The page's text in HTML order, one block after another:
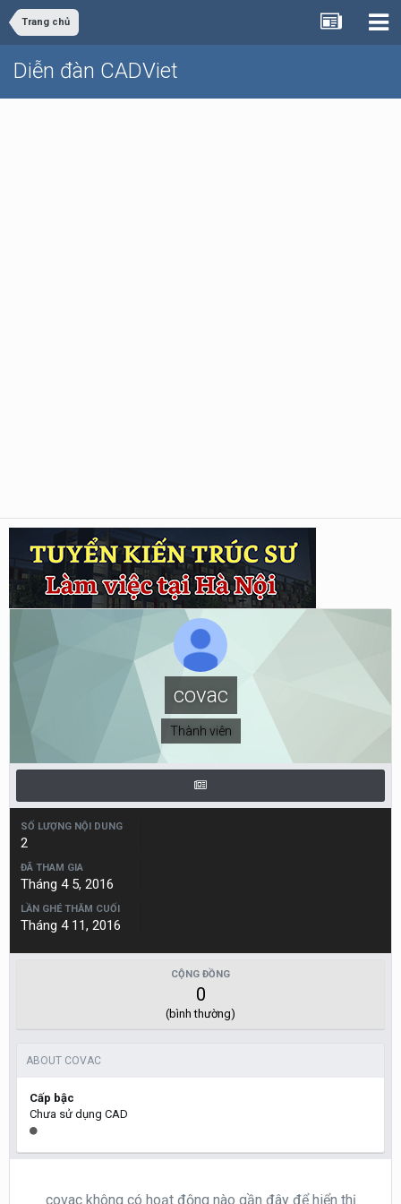
Trang chủ
Diễn đàn CADViet
covac
Thành viên
SỐ LƯỢNG NỘI DUNG
2
ĐÃ THAM GIA
Tháng 4 5, 2016
LẦN GHÉ THĂM CUỐI
Tháng 4 11, 2016
CỘNG ĐỒNG
0
(bình thường)
ABOUT COVAC
Cấp bậc
Chưa sử dụng CAD
covac không có hoạt động nào gần đây để hiển thị